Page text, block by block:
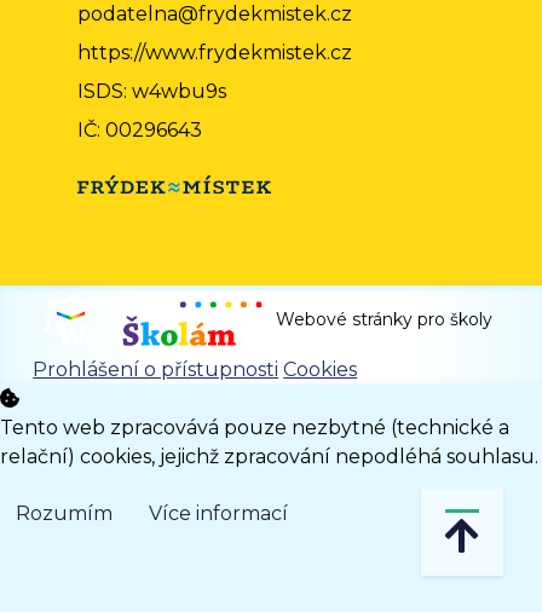
podatelna@frydekmistek.cz
https://www.frydekmistek.cz
ISDS: w4wbu9s
IČ: 00296643
Webové stránky pro školy
Prohlášení o přístupnosti Cookies
Tento web zpracovává pouze nezbytné (technické a
relační) cookies, jejichž zpracování nepodléhá souhlasu.
Rozumím Více informací